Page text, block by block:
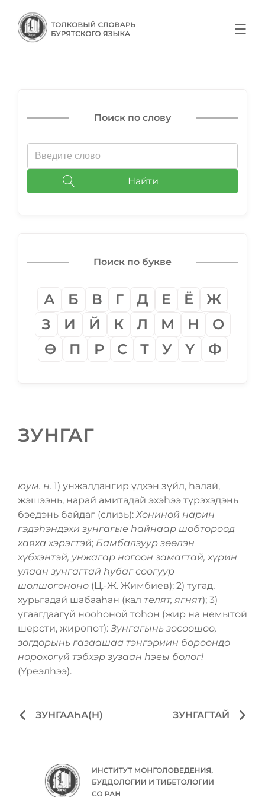
☰
Поиск по слову
Найти
Поиск по букве
А Б В Г Д Е Ё
Ж
З
И Й К Л М Н
О
Ѳ
П Р С Т У Ү Ф
ЗУНГАГ
юум. н. 1) унжалдангир үдхэн зүйл, һалай,
жэшээнь, нарай амитадай эхэһээ түрэхэдэнь
бэедэнь байдаг (слизь): Хониной нарин
гэдэһэндэхи зунгагые һайнаар шобтороод
хаяха хэрэгтэй; Бамбалзуур зѳѳлэн
хүбхэнтэй, унжагар ногоон замагтай, хүрин
улаан зунгагтай һубаг соогуур
шолшогононо (Ц.-Ж. Жимбиев); 2) тугад,
хурьгадай шабааһан (кал телят, ягнят); 3)
угаагдаагүй нооһоной тоһон (жир на немытой
шерсти, жиропот): Зунгагынь зосоошоо,
зогдорынь газаашаа тэнгэриин бороондо
норохогүй тэбхэр зузаан һэеы болог!
(Үреэлһээ).
ЗУНГААҺА(Н) ЗУНГАГТАЙ